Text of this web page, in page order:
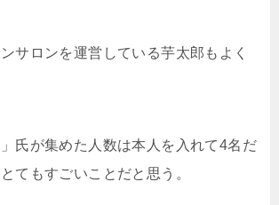
サロンを運営している芋太郎もよく
氏が集めた人数は本人を入れて4名だ
てもすごいことだと思う。